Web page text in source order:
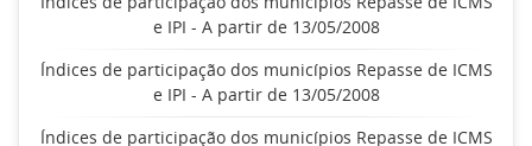
e IPI - A partir de 13/05/2008
Índices de participação dos municípios Repasse de ICMS
e IPI - A partir de 13/05/2008
Índices de participação dos municípios Repasse de ICMS